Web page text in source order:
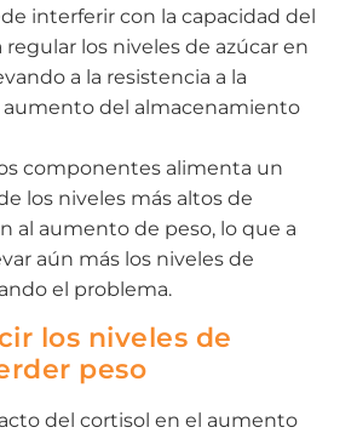
interferir con la capacidad del
regular los niveles de azúcar en
a la resistencia a la
aumento del almacenamiento
componentes alimenta un
los niveles más altos de
al aumento de peso, lo que a
aún más los niveles de
el problema.
los niveles de
peso
del cortisol en el aumento